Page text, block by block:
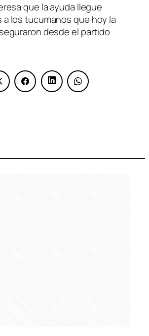
que la ayuda llegue
los tucumanos que hoy la
desde el partido